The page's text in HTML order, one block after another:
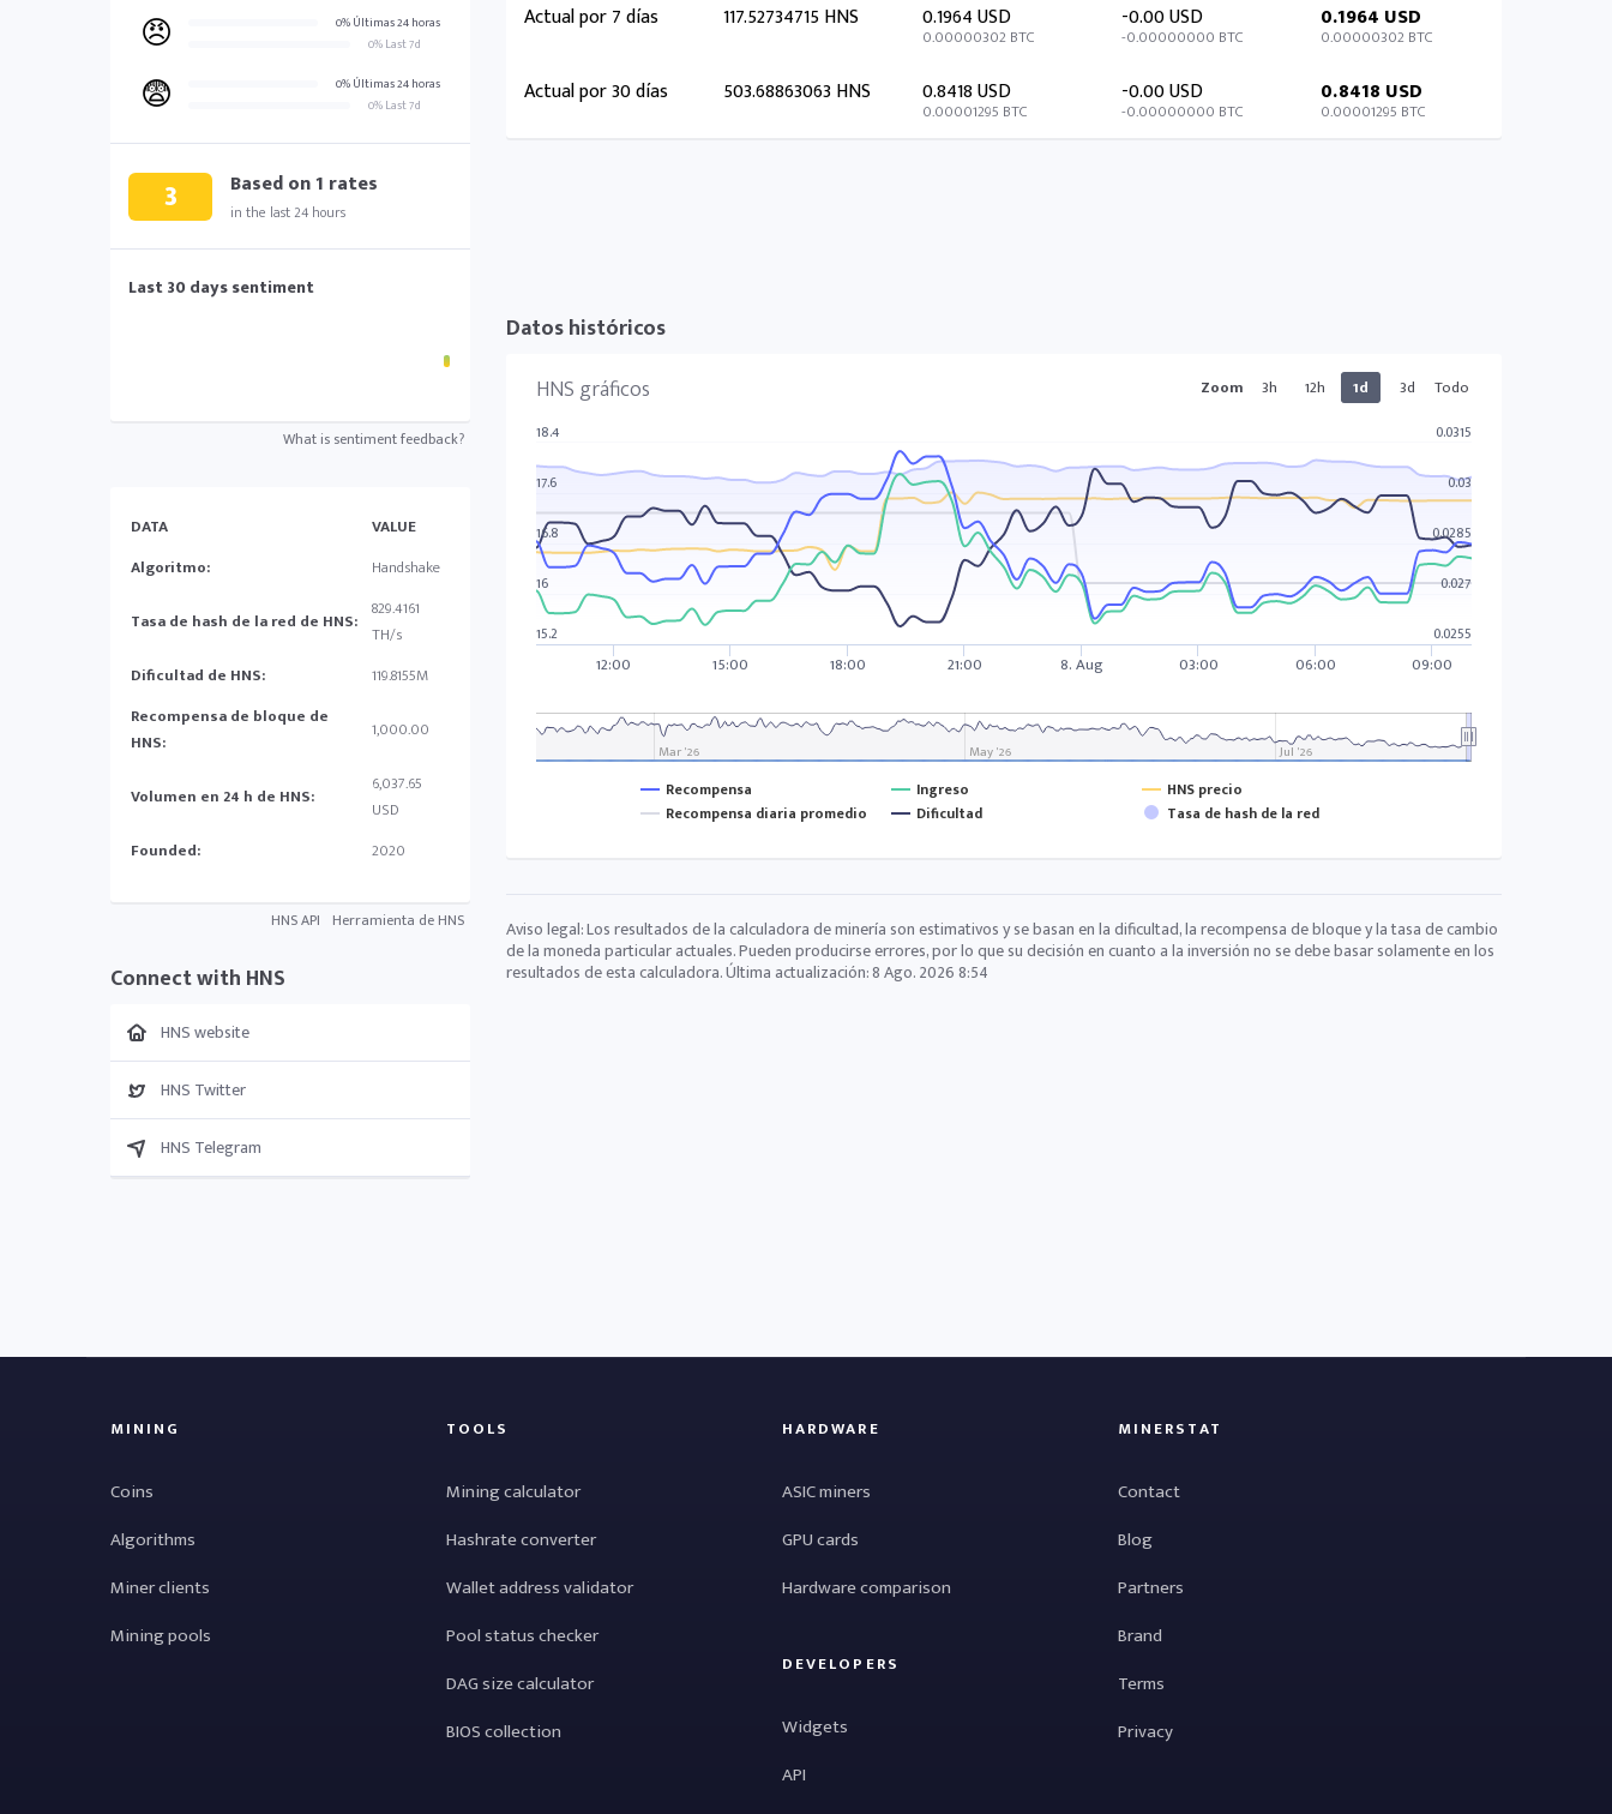
😠
0% Últimas 24 horas
0% Last 7d
😨
0% Últimas 24 horas
0% Last 7d
3 Based on1 rates
in the last 24 hours
Last 30 days sentiment
What is sentiment feedback?
DATA
VALUE
Algoritmo:
Handshake
Tasa de hash de la red de HNS: 829.4161
TH/s
Dificultad de HNS:
119.8155M
Recompensa de bloque de
HNS:
1,000.00
Volumen en 24 h de HNS:
6,037.65
USD
Founded:
2020
HNS API Herramienta de HNS
Connect with HNS
HNS website
HNS Twitter
HNS Telegram
Actual por 7 días 117.52734715 HNS 0.1964 USD
0.00000302 BTC
-0.00 USD
-0.00000000 BTC
0.1964 USD
0.00000302 BTC
Actual por 30 días 503.68863063 HNS 0.8418 USD
0.00001295 BTC
-0.00 USD
-0.00000000 BTC
0.8418 USD
0.00001295 BTC
Datos históricos
HNS gráficos
Zoom 3h 12h 1d 3d Todo
Recompensa Ingreso
HNS precio
Recompensa diaria promedio
Dificultad Tasa de hash de la red
12:00 15:00 18:00 21:00 8. Aug 03:00 06:00 09:00
Mar '26 May '26 Jul '26
15.2
16
16.8
17.6
18.4
0.0255
0.027
0.0285
0.03
0.0315
Aviso legal: Los resultados de la calculadora de minería son estimativos y se basan en la dificultad, la recompensa de bloque y la tasa de cambio
de la moneda particular actuales. Pueden producirse errores, por lo que su decisión en cuanto a la inversión no se debe basar solamente en los
resultados de esta calculadora. Última actualización:8 Ago. 2026 8:54
MINING
Coins
Algorithms
Miner clients
Mining pools
TOOLS
Mining calculator
Hashrate converter
Wallet address validator
Pool status checker
DAG size calculator
BIOS collection
HARDWARE
ASIC miners
GPU cards
Hardware comparison
DEVELOPERS
Widgets
API
MINERSTAT
Contact
Blog
Partners
Brand
Terms
Privacy